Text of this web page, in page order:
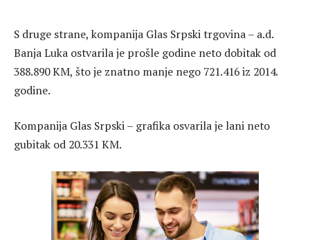
S druge strane, kompanija Glas Srpski trgovina – a.d.
Banja Luka ostvarila je prošle godine neto dobitak od
388.890 KM, što je znatno manje nego 721.416 iz 2014.
godine.
Kompanija Glas Srpski – grafika osvarila je lani neto
gubitak od 20.331 KM.